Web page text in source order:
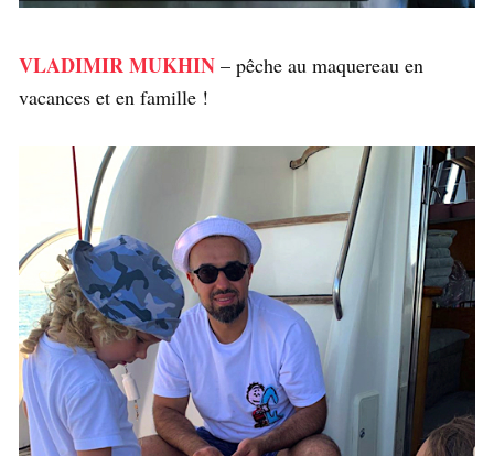
VLADIMIR MUKHIN – pêche au maquereau en
vacances et en famille !